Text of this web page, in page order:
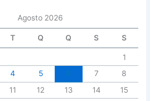
Agosto 2026
T Q Q S S
1
4 5 7
8
11 12 13 14
15